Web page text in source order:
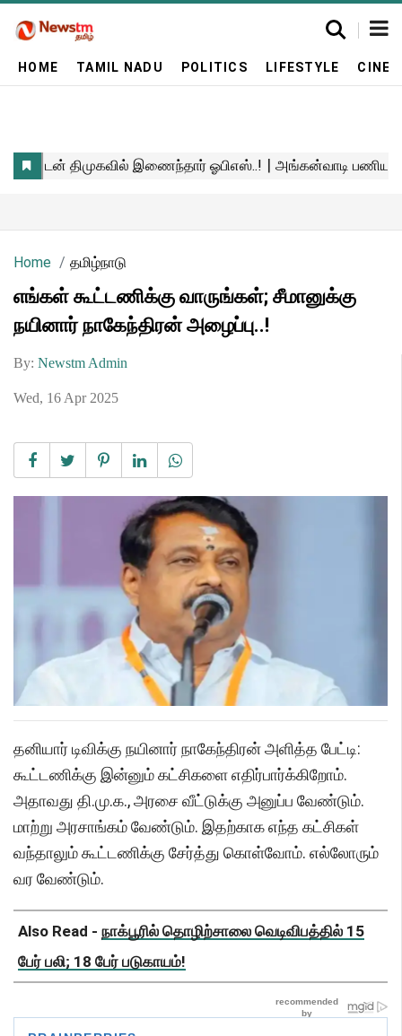
HOME TAMIL NADU POLITICS LIFESTYLE
Home தமிழ்நாடு
எங்கள் கூட்டணிக்கு வாருங்கள்; சீமானுக்கு
நயினார் நாகேந்திரன் அழைப்பு..!
By: Newstm Admin
Wed, 16 Apr 2025
தனியார் டிவிக்கு நயினார் நாகேந்திரன் அளித்த பேட்டி:
கூட்டணிக்கு இன்னும் கட்சிகளை எதிர்பார்க்கிறோம்.
அதாவது தி.மு.க., அரசை வீட்டுக்கு அனுப்ப வேண்டும்.
மாற்று அரசாங்கம் வேண்டும். இதற்காக எந்த கட்சிகள்
வந்தாலும் கூட்டணிக்கு சேர்த்து கொள்வோம். எல்லோரும்
வர வேண்டும்.
Also Read - நாக்பூரில் தொழிற்சாலை வெடிவிபத்தில் 15
பேர் பலி; 18 பேர் படுகாயம்!